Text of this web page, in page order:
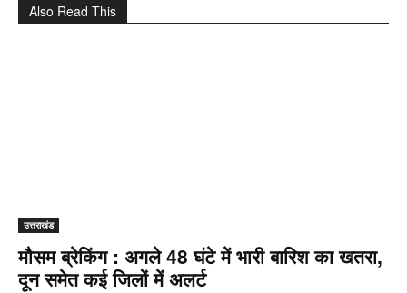
Also Read This
उत्तराखंड
मौसम ब्रेकिंग : अगले 48 घंटे में भारी बारिश का खतरा,
दून समेत कई जिलों में अलर्ट